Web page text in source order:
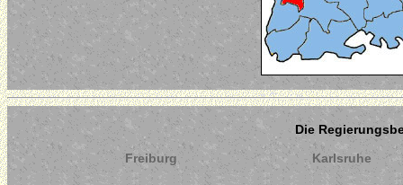
Die
Freiburg
Karlsruhe